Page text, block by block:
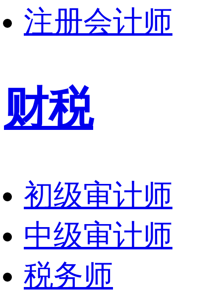
注册会计师
财税
初级审计师
中级审计师
税务师